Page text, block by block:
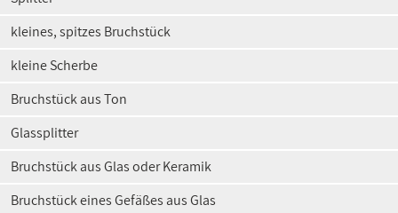
kleines, spitzes Bruchstück
kleine Scherbe
Bruchstück aus Ton
Glassplitter
Bruchstück aus Glas oder Keramik
Bruchstück eines Gefäßes aus Glas